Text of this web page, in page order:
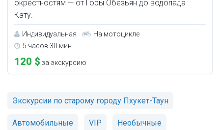
окрестностям — от Горы Обезьян до водопада
Кату.
Индивидуальная
На мотоцикле
5 часов 30 мин.
120 $ за экскурсию
Экскурсии по старому городу Пхукет-Таун
Автомобильные VIP Необычные